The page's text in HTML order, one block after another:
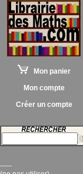
Mon panier
Mon compte
Créer un compte
-----